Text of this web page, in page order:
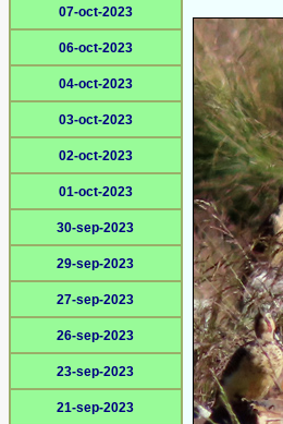
07-oct-2023
06-oct-2023
04-oct-2023
03-oct-2023
02-oct-2023
01-oct-2023
30-sep-2023
29-sep-2023
27-sep-2023
26-sep-2023
23-sep-2023
21-sep-2023